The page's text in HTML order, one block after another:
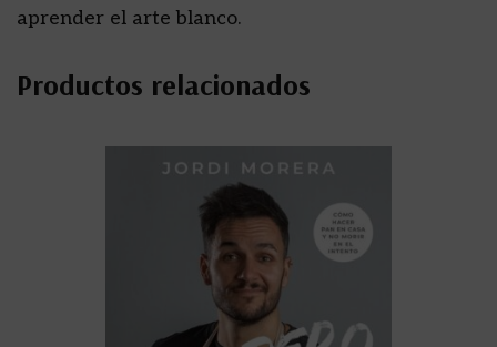
aprender el arte blanco.
Productos relacionados